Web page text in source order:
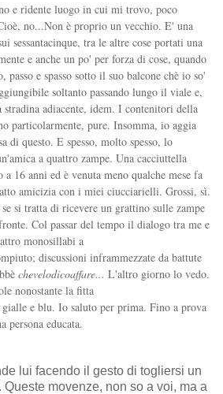
e ridente luogo in cui mi trovo, poco
no...Non è proprio un vecchio. E' una
sessantacinque, tra le altre cose portati una
e anche un po' per forza di cose, quando
passo e spasso sotto il suo balcone chè io so'
soltanto passando lungo il viale e,
stradina adiacente, idem. I contenitori della
particolarmente, pure. Insomma, io aggia
di questo. E spesso, molto spesso, lo
a quattro zampe. Una cacciuttella
a 16 anni ed è venuta meno qualche mese fa
amicizia con i miei ciucciarielli. Grossi, sì.
si tratta di ricevere un grattino sulle zampe
Col passar del tempo il dialogo tra me e
monosillabi a
discussioni inframmezzate da battute
chevelodicoaffare... L'altro giorno lo vedo.
nonostante la fitta
e blu. Io saluto per prima. Fino a prova
persona educata.
lui facendo il gesto di togliersi un
movenze, non so a voi, ma a